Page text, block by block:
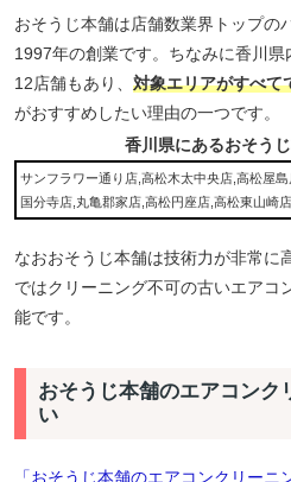
おそうじ本舗は店舗数業界トップの
1997年の創業です。ちなみに香川
12店舗もあり、 対象エリアがすべて
がおすすめしたい理由の一つです。
香川県にあるおそう
サンフラワー通り店,高松木太中央店,高松屋
国分寺店,丸亀郡家店,高松円座店,高松東山崎
なおおそうじ本舗は技術力が非常に
ではクリーニング不可の古いエアコ
能です。
おそうじ本舗のエアコンク
い
「おそうじ本舗のエアコンクリー